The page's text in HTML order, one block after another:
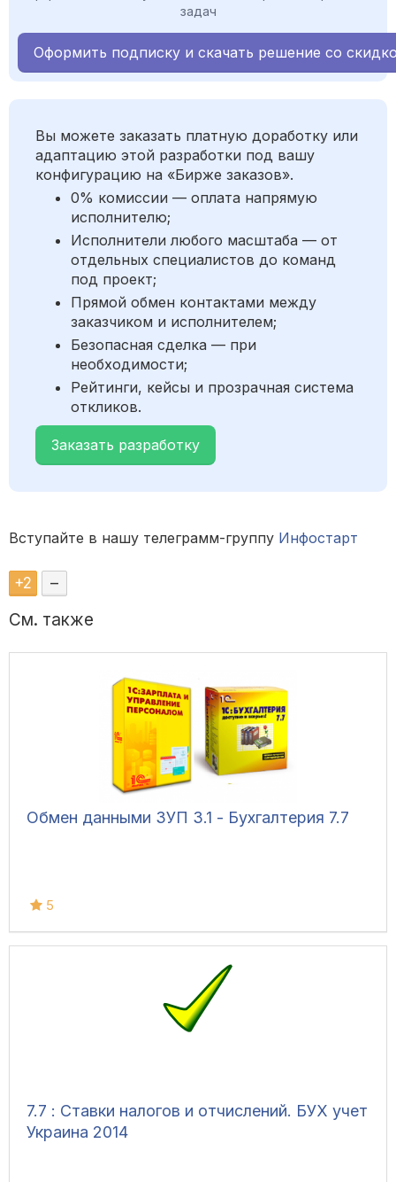
задач
Оформить подписку и скачать решение со
Вы можете заказать платную доработку или
адаптацию этой разработки под вашу
конфигурацию на «Бирже заказов».
0% комиссии — оплата напрямую
исполнителю;
Исполнители любого масштаба — от
отдельных специалистов до команд
под проект;
Прямой обмен контактами между
заказчиком и исполнителем;
Безопасная сделка — при
необходимости;
Рейтинги, кейсы и прозрачная система
откликов.
Заказать разработку
Вступайте в нашу телеграмм-группу Инфостарт
+2 –
См. также
Обмен данными ЗУП 3.1 - Бухгалтерия 7.7
5
7.7 : Ставки налогов и отчислений. БУХ учет
Украина 2014